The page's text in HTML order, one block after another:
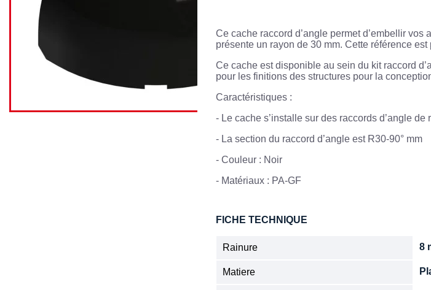
Ce cache raccord d’angle permet d’embellir
présente un rayon de 30 mm. Cette référence
Ce cache est disponible au sein du kit raccord
pour les finitions des structures pour la
Caractéristiques :
- Le cache s’installe sur des raccords d’angle de
- La section du raccord d’angle est R30-90° mm
- Couleur : Noir
- Matériaux : PA-GF
FICHE TECHNIQUE
Rainure 8
Matiere